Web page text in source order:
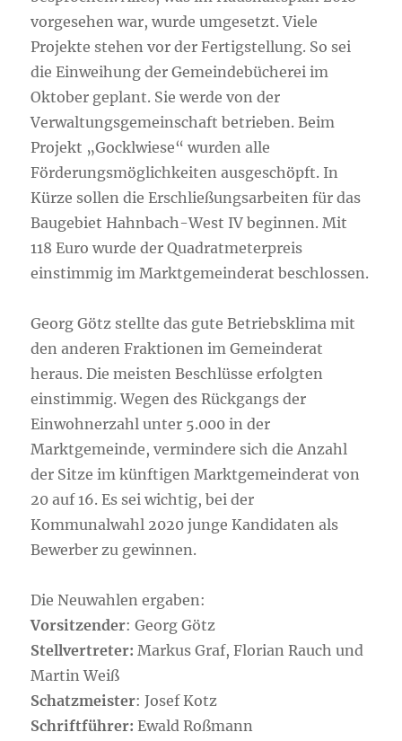
vorgesehen war, wurde umgesetzt. Viele
Projekte stehen vor der Fertigstellung. So sei
die Einweihung der Gemeindebücherei im
Oktober geplant. Sie werde von der
Verwaltungsgemeinschaft betrieben. Beim
Projekt „Gocklwiese“ wurden alle
Förderungsmöglichkeiten ausgeschöpft. In
Kürze sollen die Erschließungsarbeiten für das
Baugebiet Hahnbach-West IV beginnen. Mit
118 Euro wurde der Quadratmeterpreis
einstimmig im Marktgemeinderat beschlossen.
Georg Götz stellte das gute Betriebsklima mit
den anderen Fraktionen im Gemeinderat
heraus. Die meisten Beschlüsse erfolgten
einstimmig. Wegen des Rückgangs der
Einwohnerzahl unter 5.000 in der
Marktgemeinde, vermindere sich die Anzahl
der Sitze im künftigen Marktgemeinderat von
20 auf 16. Es sei wichtig, bei der
Kommunalwahl 2020 junge Kandidaten als
Bewerber zu gewinnen.
Die Neuwahlen ergaben:
Vorsitzender: Georg Götz
Stellvertreter: Markus Graf, Florian Rauch und
Martin Weiß
Schatzmeister: Josef Kotz
Schriftführer: Ewald Roßmann